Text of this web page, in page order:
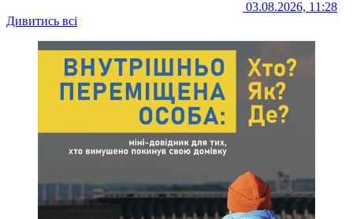
03.08.2026, 11:28
Дивитись всі